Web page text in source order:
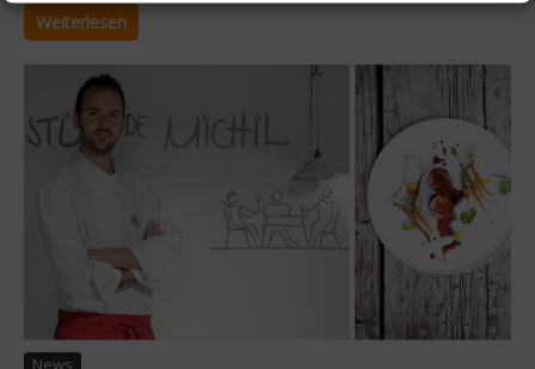
Weiterlesen
News